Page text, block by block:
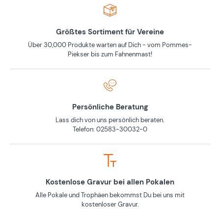
Größtes Sortiment für Vereine
Über 30,000 Produkte warten auf Dich - vom Pommes-
Piekser bis zum Fahnenmast!
Persönliche Beratung
Lass dich von uns persönlich beraten.
Telefon: 02583-30032-0
Kostenlose Gravur bei allen Pokalen
Alle Pokale und Trophäen bekommst Du bei uns mit
kostenloser Gravur.